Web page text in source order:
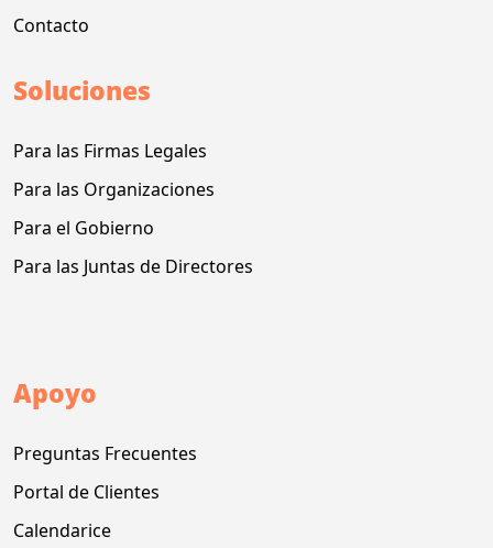
Contacto
Soluciones
Para las Firmas Legales
Para las Organizaciones
Para el Gobierno
Para las Juntas de Directores
Apoyo
Preguntas Frecuentes
Portal de Clientes
Calendarice